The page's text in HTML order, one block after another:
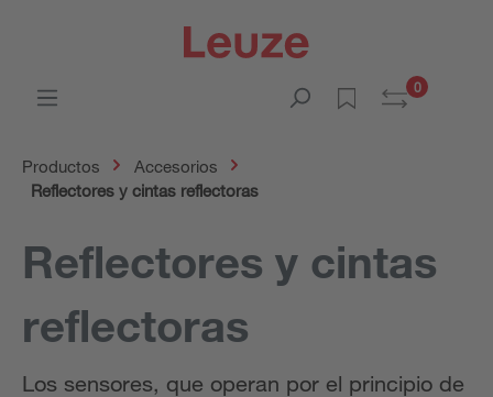
0
Productos
Accesorios
Reflectores y cintas reflectoras
Reflectores y cintas
reflectoras
Los sensores, que operan por el principio de